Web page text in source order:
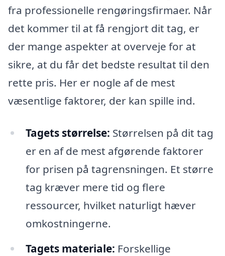
fra professionelle rengøringsfirmaer. Når
det kommer til at få rengjort dit tag, er
der mange aspekter at overveje for at
sikre, at du får det bedste resultat til den
rette pris. Her er nogle af de mest
væsentlige faktorer, der kan spille ind.
Tagets størrelse: Størrelsen på dit tag
er en af de mest afgørende faktorer
for prisen på tagrensningen. Et større
tag kræver mere tid og flere
ressourcer, hvilket naturligt hæver
omkostningerne.
Tagets materiale: Forskellige